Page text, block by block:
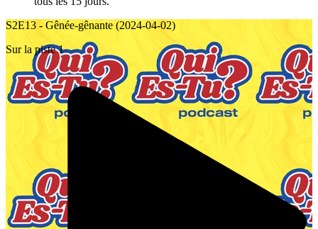
S2E13 - Gênée-gênante (2024-04-02)
Sur la piste 1